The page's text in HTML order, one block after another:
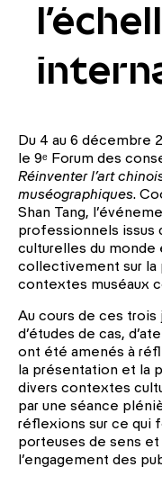
Du 4 au 6 décembre
le 9ᵉ Forum des
Réinventer l’art
muséographiques.
Shan Tang,
professionnels issus
culturelles du monde
collectivement sur la
contextes muséaux
Au cours de ces
d’études de cas,
ont été amenés à
la présentation et la
divers contextes
par une séance
réflexions sur ce qui
porteuses de sens
l’engagement des